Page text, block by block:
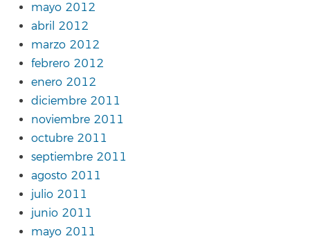
mayo 2012
abril 2012
marzo 2012
febrero 2012
enero 2012
diciembre 2011
noviembre 2011
octubre 2011
septiembre 2011
agosto 2011
julio 2011
junio 2011
mayo 2011